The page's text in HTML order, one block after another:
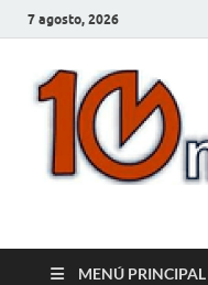
7 agosto, 2026
MENÚ PRINCIPAL